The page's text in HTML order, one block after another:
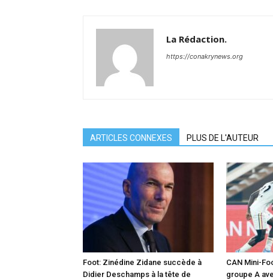
La Rédaction.
https://conakrynews.org
ARTICLES CONNEXES PLUS DE L'AUTEUR
Foot: Zinédine Zidane succède à
Didier Deschamps à la tête de
CAN Mini-
groupe A